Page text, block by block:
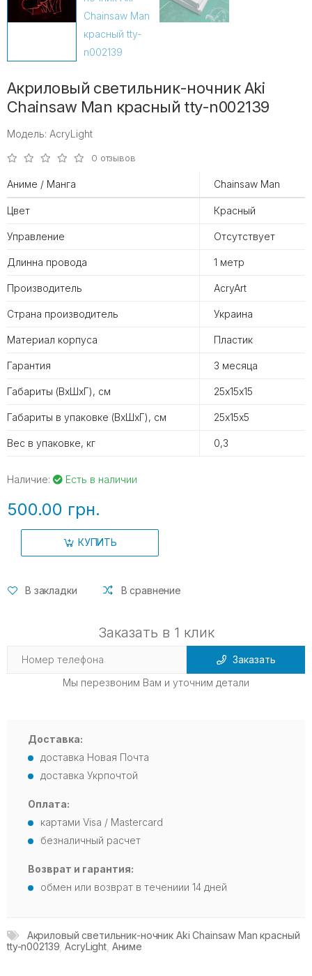
Акриловый светильник-ночник Aki
Chainsaw Man красный tty-n002139
Модель: AcryLight
0 отзывов
Аниме / Манга Chainsaw Man
Цвет Красный
Управление Отсутствует
Длинна провода 1 метр
Производитель AcryArt
Страна производитель Украина
Материал корпуса Пластик
Гарантия 3 месяца
Габариты (ВхШхГ), см 25х15х15
Габариты в упаковке (ВхШхГ), см 25х15х5
Вес в упаковке, кг 0,3
Наличие: Есть в наличии
500.00 грн.
КУПИТЬ
В закладки В сравнение
Заказать в 1 клик
Заказать
Мы перезвоним Вам и уточним детали
Доставка:
доставка Новая Почта
доставка Укрпочтой
Оплата:
картами Visa / Mastercard
безналичный расчет
Возврат и гарантия:
обмен или возврат в течениии 14 дней
Акриловый светильник-ночник Aki Chainsaw Man красный
tty-n002139 ,AcryLight, Аниме